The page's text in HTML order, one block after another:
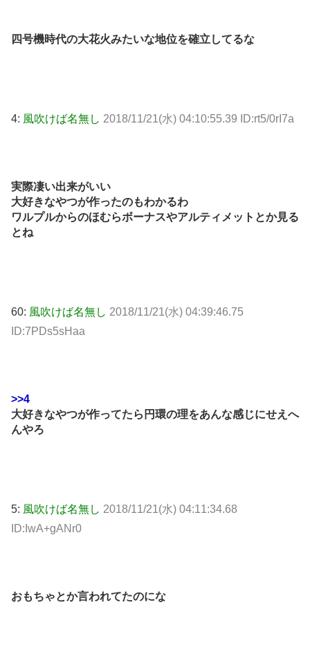
四号機時代の大花火みたいな地位を確立してるな
4: 風吹けば名無し 2018/11/21(水) 04:10:55.39 ID:rt5/0rI7a
実際凄い出来がいい
大好きなやつが作ったのもわかるわ
ワルプルからのほむらボーナスやアルティメットとか見る
とね
60: 風吹けば名無し 2018/11/21(水) 04:39:46.75
ID:7PDs5sHaa
>>4
大好きなやつが作ってたら円環の理をあんな感じにせえへ
んやろ
5: 風吹けば名無し 2018/11/21(水) 04:11:34.68
ID:IwA+gANr0
おもちゃとか言われてたのにな